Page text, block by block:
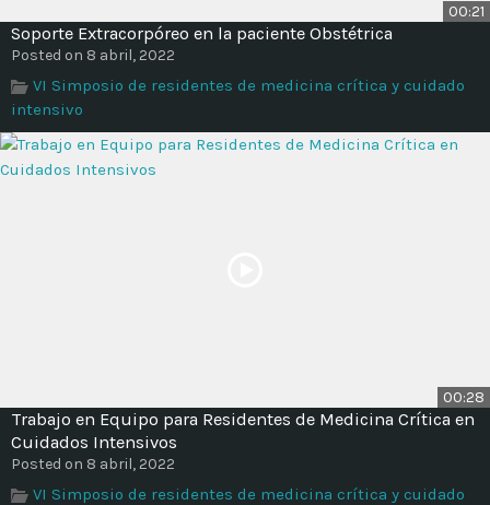
00:21
Soporte Extracorpóreo en la paciente Obstétrica
Posted on 8 abril, 2022
VI Simposio de residentes de medicina crítica y cuidado
intensivo
00:28
Trabajo en Equipo para Residentes de Medicina Crítica en
Cuidados Intensivos
Posted on 8 abril, 2022
VI Simposio de residentes de medicina crítica y cuidado